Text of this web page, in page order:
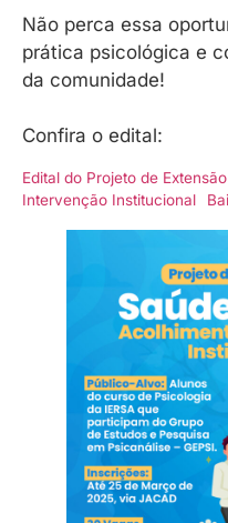
Não perca essa
prática psicológica e
da comunidade!
Confira o edital:
Edital do Projeto de
Intervenção Institucional